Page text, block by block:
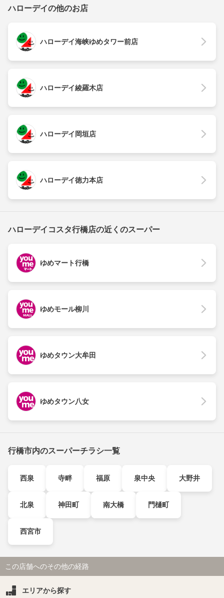
ハローデイの他のお店
ハローデイ海峡ゆめタワー前店
ハローデイ綾羅木店
ハローデイ岡垣店
ハローデイ徳力本店
ハローデイコスタ行橋店の近くのスーパー
ゆめマート行橋
ゆめモール柳川
ゆめタウン大牟田
ゆめタウン八女
行橋市内のスーパーチラシ一覧
西泉 寺畔 福原 泉中央 大野井
北泉 神田町 南大橋 門樋町
西宮市
この店舗へのその他の経路
エリアから探す